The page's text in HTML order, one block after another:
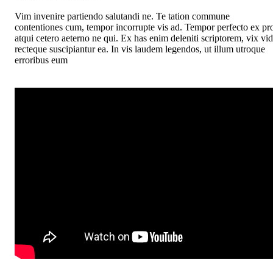
Vim invenire partiendo salutandi ne. Te tation commune
contentiones cum, tempor incorrupte vis ad. Tempor perfecto ex
atqui cetero aeterno ne qui. Ex has enim deleniti scriptorem, vix
recteque suscipiantur ea. In vis laudem legendos, ut illum utroque
erroribus eum